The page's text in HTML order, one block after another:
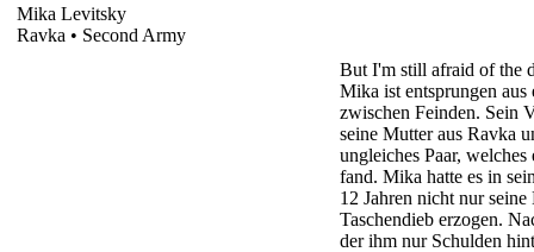
Mika Levitsky
Ravka • Second Army
But I'm still afraid of the
Mika ist entsprungen aus
zwischen Feinden. Sein
seine Mutter aus Ravka
ungleiches Paar,
fand. Mika hatte es in
12 Jahren nicht nur
Taschendieb erzogen.
der ihm nur Schulden